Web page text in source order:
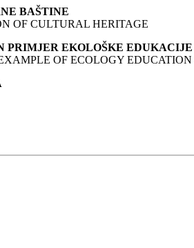
BAŠTINE
OF CULTURAL HERITAGE
EKOLOŠKE
OF ECOLOGY EDUCATION